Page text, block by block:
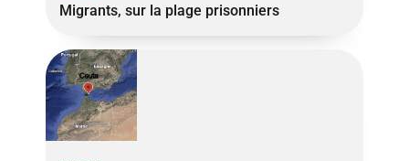
Migrants, sur la plage prisonniers